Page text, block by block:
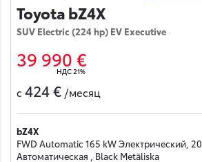
Toyota bZ4X
SUV Electric (224 hp) EV Executive
39 990 €
НДС 21%
с 424 € /месяц
bZ4X
FWD Automatic 165 kW Электрический,
Автоматическая , Black Metāliska